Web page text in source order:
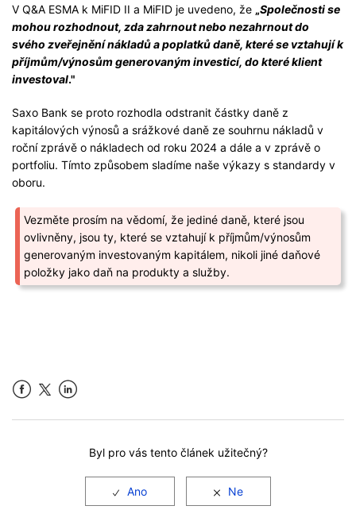
V Q&A ESMA k MiFID II a MiFID je uvedeno, že „Společnosti se
mohou rozhodnout, zda zahrnout nebo nezahrnout do
svého zveřejnění nákladů a poplatků daně, které se vztahují k
příjmům/výnosům generovaným investicí, do které klient
investoval."
Saxo Bank se proto rozhodla odstranit částky daně z
kapitálových výnosů a srážkové daně ze souhrnu nákladů v
roční zprávě o nákladech od roku 2024 a dále a v zprávě o
portfoliu. Tímto způsobem sladíme naše výkazy s standardy v
oboru.
Vezměte prosím na vědomí, že jediné daně, které jsou
ovlivněny, jsou ty, které se vztahují k příjmům/výnosům
generovaným investovaným kapitálem, nikoli jiné daňové
položky jako daň na produkty a služby.
Byl pro vás tento článek užitečný?